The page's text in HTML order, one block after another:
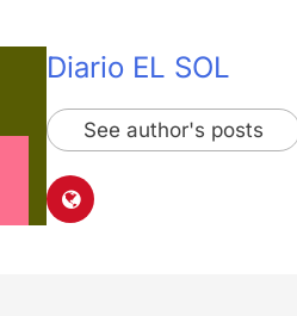
Diario EL SOL
See author's posts